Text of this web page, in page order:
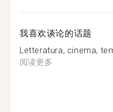
我喜欢谈论的话题
Letteratura, cinema,
阅读更多